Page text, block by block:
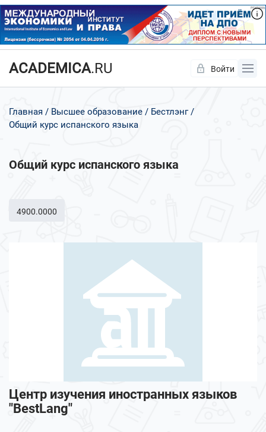
ACADEMICA.RU Войти
Главная Высшее образование
Бестлэнг
Общий курс испанского языка
Общий курс испанского языка
4900.0000
Центр изучения иностранных языков
"BestLang"
Да Нет